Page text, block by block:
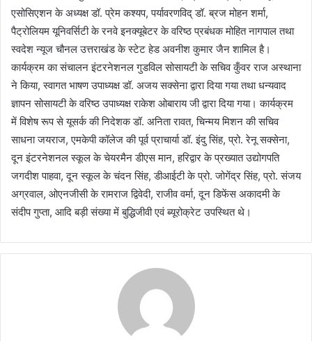
एसोसिएशन के अध्यक्ष डॉ. प्रेम कश्यप, पर्यावरणविद् डॉ. ब्रज मोहन शर्मा,
पैट्रोलियम यूनिवर्सिटी के रनवे इनक्यूबेटर के वरिष्ठ प्रबंधक मोहित नागपाल तथा
स्वदेश न्यूज चौनल उत्तराखंड के स्टेट हेड अवनीश कुमार जैन शामिल है।
कार्यक्रम का संचालन इंटरनेशनल गुडविल सोसायटी के सचिव कुँवर राज अस्थाना
ने किया, स्वागत भाषण उपाध्यक्ष डॉ. अजय सक्सेना द्वारा दिया गया तथा धन्यवाद
ज्ञापन सोसायटी के वरिष्ठ उपाध्यक्ष राकेश ओबाराय जी द्वारा दिया गया। कार्यक्रम
में विशेष रूप से यूसर्क की निदेशक डॉ. अनिता रावत, चिन्मय मिशन की सचिव
साधना जयराज, एमकेपी कॉलेज की पूर्व प्राचार्या डॉ. इंदु सिंह, प्रो. रेनू सक्सेना,
दून इंटरनेशनल स्कूल के चेयरमैन डीएस मान, हरिद्वार के प्रख्यात उद्योगपति
जगदीश पाहवा, दून स्कूल के चंदन सिंह, डीआईटी के प्रो. जोगेंद्र सिंह, प्रो. संजय
अग्रवाल, ओएनजीसी के रामराज द्विवेदी, राजीव वर्मा, दून डिफेंस अकादमी के
संदीप गुप्ता, आदि बड़ी संख्या में बुद्धिजीवी एवं ब्यूरोक्रेट उपस्थित थे।